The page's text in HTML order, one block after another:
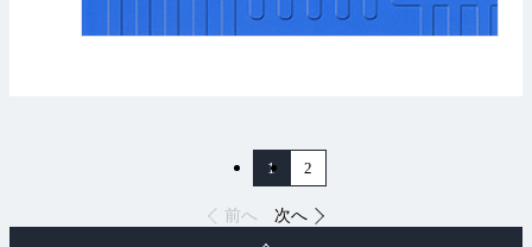
前へ
1 2
次へ